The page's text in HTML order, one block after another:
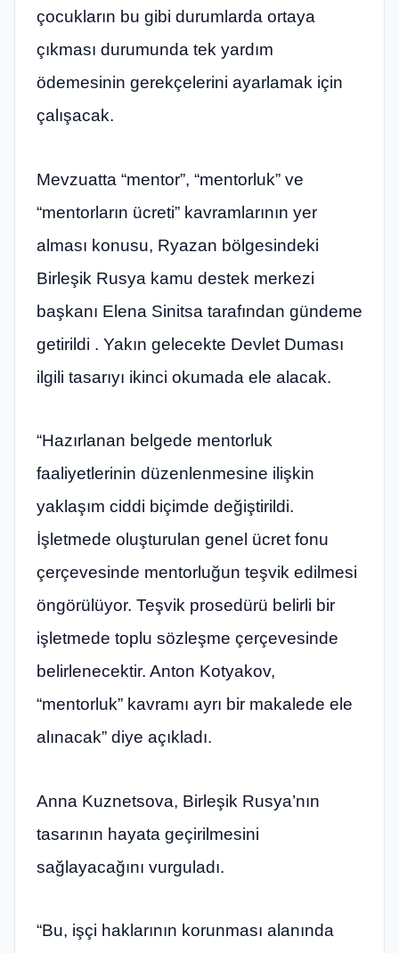
çocukların bu gibi durumlarda ortaya
çıkması durumunda tek yardım
ödemesinin gerekçelerini ayarlamak için
çalışacak.
Mevzuatta “mentor”, “mentorluk” ve
“mentorların ücreti” kavramlarının yer
alması konusu, Ryazan bölgesindeki
Birleşik Rusya kamu destek merkezi
başkanı Elena Sinitsa tarafından gündeme
getirildi . Yakın gelecekte Devlet Duması
ilgili tasarıyı ikinci okumada ele alacak.
“Hazırlanan belgede mentorluk
faaliyetlerinin düzenlenmesine ilişkin
yaklaşım ciddi biçimde değiştirildi.
İşletmede oluşturulan genel ücret fonu
çerçevesinde mentorluğun teşvik edilmesi
öngörülüyor. Teşvik prosedürü belirli bir
işletmede toplu sözleşme çerçevesinde
belirlenecektir. Anton Kotyakov,
“mentorluk” kavramı ayrı bir makalede ele
alınacak” diye açıkladı.
Anna Kuznetsova, Birleşik Rusya’nın
tasarının hayata geçirilmesini
sağlayacağını vurguladı.
“Bu, işçi haklarının korunması alanında